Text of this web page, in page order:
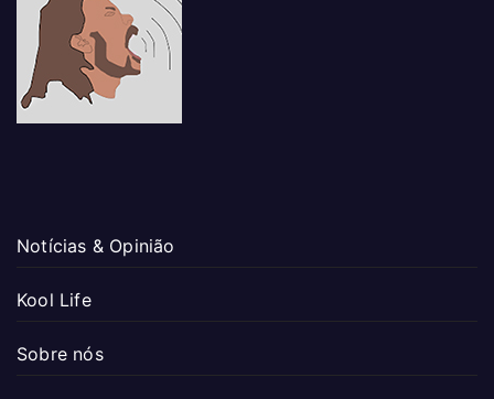
Notícias & Opinião
Kool Life
Sobre nós